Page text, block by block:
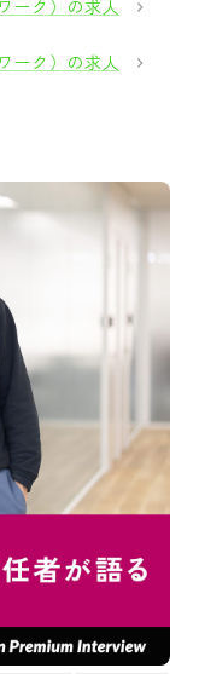
ーク）の求人
ーク）の求人